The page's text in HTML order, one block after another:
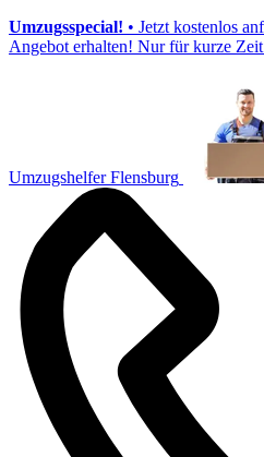
Umzugsspecial! • Jetzt kostenlos
Angebot erhalten! Nur für kurze
Umzugshelfer Flensburg